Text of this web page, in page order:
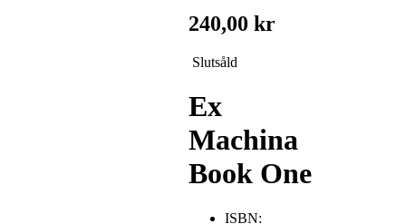
240,00 kr
Slutsåld
Ex
Machina
Book One
ISBN: